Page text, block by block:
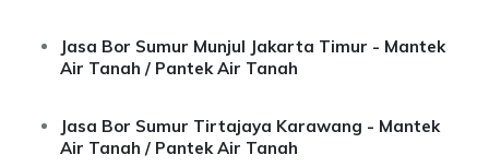
Jasa Bor Sumur Munjul Jakarta Timur - Mantek
Air Tanah / Pantek Air Tanah
Jasa Bor Sumur Tirtajaya Karawang - Mantek
Air Tanah / Pantek Air Tanah